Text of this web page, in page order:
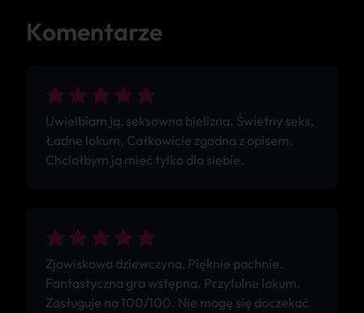
Komentarze
Uwielbiam ją, seksowna bielizna. Świetny seks,
Ładne lokum. Całkowicie zgodna z opisem.
Chciałbym ją mieć tylko dla siebie.
Zjawiskowa dziewczyna, Pięknie pachnie.
Fantastyczna gra wstępna. Przytulne lokum.
Zasługuje na 100/100. Nie mogę się doczekać